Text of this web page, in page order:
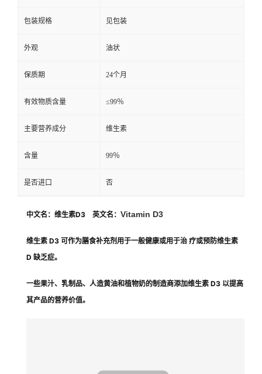
包装规格 见包装
外观 油状
保质期 24个月
有效物质含量 ≤99％
主要营养成分 维生素
含量 99％
是否进口 否
中文名：维生素D3 英文名： Vitamin D3
维生素 D3 可作为膳食补充剂用于一般健康或用于治 疗或预防维生素
D 缺乏症。
一些果汁、乳制品、人造黄油和植物奶的制造商添加维生素 D3 以提高
其产品的营养价值。